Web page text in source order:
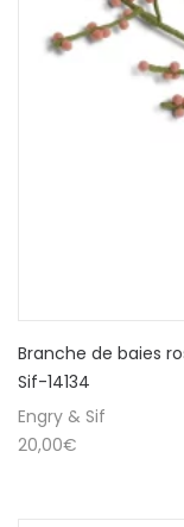
Branche de baies
Sif-14134
Engry & Sif
20,00€